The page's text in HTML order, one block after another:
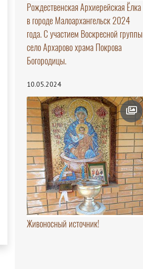
Рождественская Архиерейская Ёлка
в городе Малоархангельск 2024
года. С участием Воскресной группы
село Архарово храма Покрова
Богородицы.
10.05.2024
Живоносный источник!